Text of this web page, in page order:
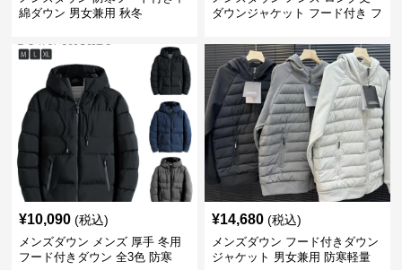
綿ダウン 男女兼用 秋冬
ダウンジャケット フード付き フ
¥10,090 (税込)
メンズダウン メンズ 厚手 冬用
フード付きダウン 全3色 防寒
¥14,680 (税込)
メンズダウン フード付きダウン
ジャケット 男女兼用 防寒軽量